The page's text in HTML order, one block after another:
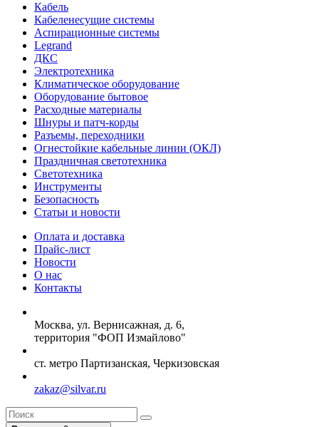
Кабель
Кабеленесущие системы
Аспирационные системы
Legrand
ДКС
Электротехника
Климатическое оборудование
Оборудование бытовое
Расходные материалы
Шнуры и патч-корды
Разъемы, переходники
Огнестойкие кабельные линии (ОКЛ)
Праздничная светотехника
Светотехника
Инструменты
Безопасность
Статьи и новости
Оплата и доставка
Прайс-лист
Новости
О нас
Контакты
Москва, ул. Вернисажная, д. 6,
территория "ФОП Измайлово"
ст. метро Партизанская, Черкизовская
zakaz@silvar.ru